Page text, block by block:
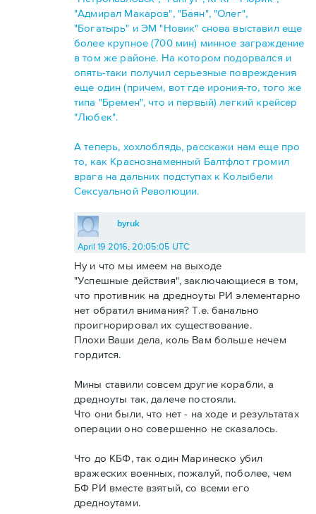
"Адмирал Макаров", "Баян", "Олег",
"Богатырь" и ЭМ "Новик" снова выставил еще
более крупное (700 мин) минное заграждение
в том же районе. На котором подорвался и
опять-таки получил серьезные повреждения
еще один (причем, вот где ирония-то, того же
типа "Бремен", что и первый) легкий крейсер
"Любек".
А теперь, хохлоблядь, расскажи нам еще про
то, как Краснознаменный Балтфлот громил
врага на дальних подступах к Колыбели
Сексуальной Революции.
byruk
April 19 2016, 20:05:05 UTC
Ну и что мы имеем на выходе
"Успешные действия", заключающиеся в том,
что противник на дредноуты РИ элементарно
нет обратил внимания? Т.е. банально
проигнорировал их существование.
Плохи Ваши дела, коль Вам больше нечем
гордится.
Мины ставили совсем другие корабли, а
дредноуты так, далече постояли.
Что они были, что нет - на ходе и результатах
операции оно совершенно не сказалось.
Что до КБФ, так один Маринеско убил
вражеских военных, пожалуй, поболее, чем
БФ РИ вместе взятый, со всеми его
дредноутами.